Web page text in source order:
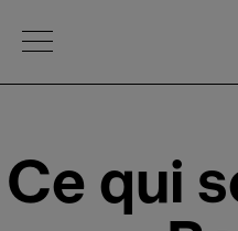
Open Menu
Ce qui